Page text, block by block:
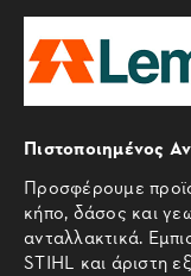
Πιστοποιημένος
Προσφέρουμε
κήπο, δάσος και
ανταλλακτικά.
STIHL και άριστη